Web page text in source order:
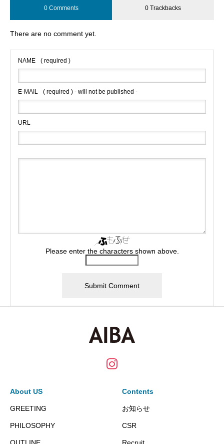
0 Comments 0 Trackbacks
There are no comment yet.
NAME ( required )
E-MAIL ( required ) - will not be published -
URL
Please enter the characters shown above.
About US
GREETING
PHILOSOPHY
Contents
お知らせ
CSR